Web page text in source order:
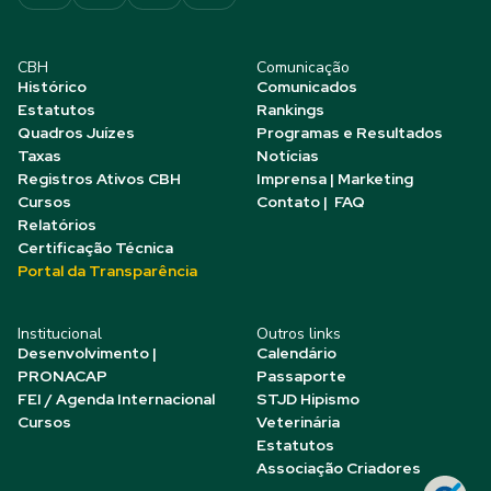
CBH
Histórico
Estatutos
Quadros Juízes
Taxas
Registros Ativos CBH
Cursos
Relatórios
Certificação Técnica
Portal da Transparência
Comunicação
Comunicados
Rankings
Programas e Resultados
Notícias
Imprensa | Marketing
Contato | FAQ
Institucional
Desenvolvimento |
PRONACAP
FEI / Agenda Internacional
Cursos
Outros links
Calendário
Passaporte
STJD Hipismo
Veterinária
Estatutos
Associação Criadores